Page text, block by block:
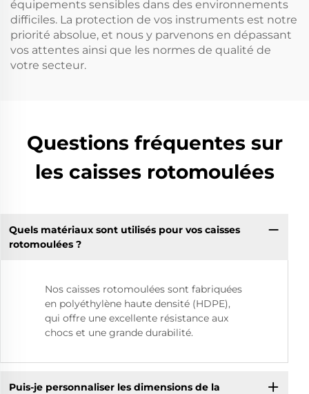
équipements sensibles dans des environnements
difficiles. La protection de vos instruments est notre
priorité absolue, et nous y parvenons en dépassant
vos attentes ainsi que les normes de qualité de
votre secteur.
Questions fréquentes sur
les caisses rotomoulées
Quels matériaux sont utilisés pour vos caisses
rotomoulées ?
Nos caisses rotomoulées sont fabriquées
en polyéthylène haute densité (HDPE),
qui offre une excellente résistance aux
chocs et une grande durabilité.
Puis-je personnaliser les dimensions de la